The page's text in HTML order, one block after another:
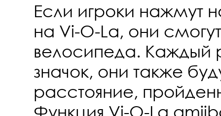
Если игроки нажмут
на Vi-O-La, они
велосипеда. Каждый
значок, они также
расстояние,
Функция Vi-O-La